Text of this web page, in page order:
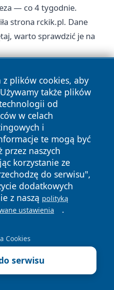
— co 4 tygodnie.
strona rckik.pl. Dane
warto sprawdzić je na
Google News
K-popowe
– taniec i sztuka
dzieci
wycieczka do
z plików cookies, aby
także plików
od
w celach
i
te mogą być
naszych
korzystanie ze
do serwisu",
dodatkowych
z naszą polityką
ustawienia .
Cookies
serwisu